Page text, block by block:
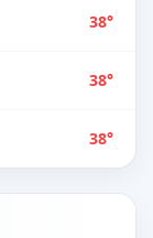
38°
38°
38°